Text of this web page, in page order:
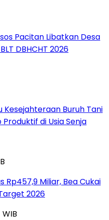
Pacitan Libatkan Desa
DBHCHT 2026
Kesejahteraan Buruh Tani
di Usia Senja
Miliar, Bea Cukai
2026